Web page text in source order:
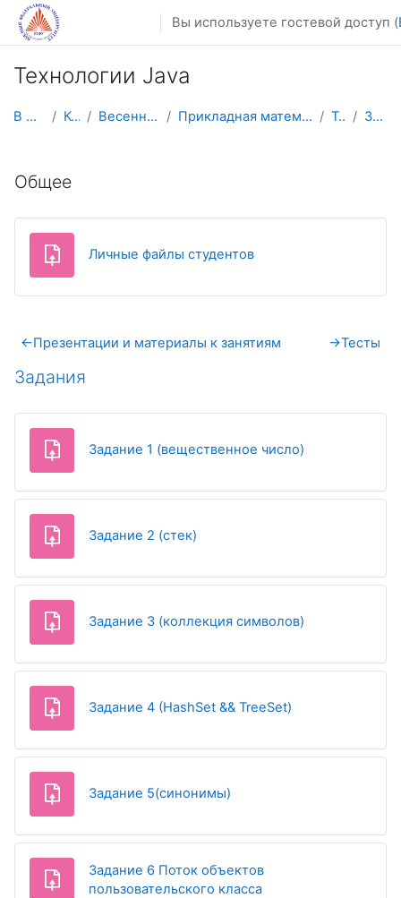
Перейти к основному содержанию
Вы используете гостевой доступ (
Технологии Java
В начало Курсы Весенний семестр Прикладная математика и информатика TJava Задания
Общее
Личные файлы студентовЗадание
←Презентации и материалы к занятиям →Тесты
Задания
Задание 1 (вещественное число)
Задание 2 (стек)
Задание 3 (коллекция символов)
Задание 4 (HashSet && TreeSet)
Задание 5(синонимы)
Задание 6 Поток объектов
пользовательского класса